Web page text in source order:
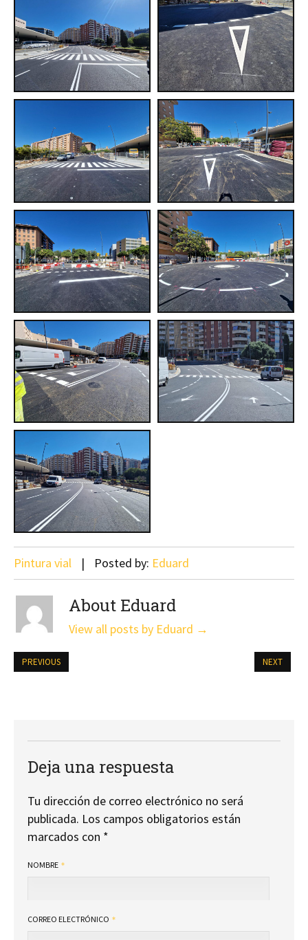
Pintura vial Posted by: Eduard
About Eduard
View all posts by Eduard →
PREVIOUS NEXT
Deja una respuesta
Tu dirección de correo electrónico no será
publicada. Los campos obligatorios están
marcados con *
NOMBRE
CORREO ELECTRÓNICO